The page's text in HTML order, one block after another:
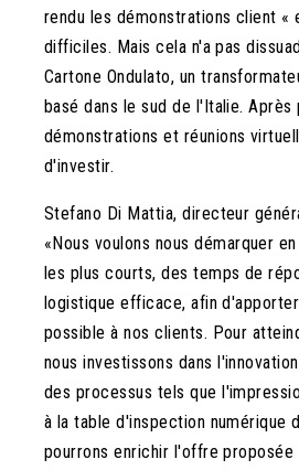
rendu les démonstrations client «
difficiles. Mais cela n'a pas
Cartone Ondulato, un
basé dans le sud de l'Italie. Après
démonstrations et réunions
d'investir.
Stefano Di Mattia, directeur
«Nous voulons nous démarquer
les plus courts, des temps de
logistique efficace, afin
possible à nos clients. Pour
nous investissons dans
des processus tels que
à la table d'inspection numérique
pourrons enrichir l'offre proposée